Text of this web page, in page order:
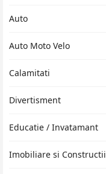
Auto
Auto Moto Velo
Calamitati
Divertisment
Educatie / Invatamant
Imobiliare si Constructii